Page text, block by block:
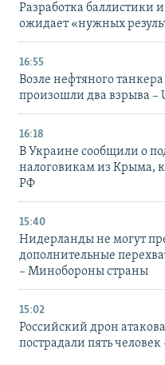
Разработка баллистики
ожидает «нужных
16:55
Возле нефтяного
произошли два взрыва –
16:18
В Украине сообщили о
налоговикам из Крыма,
РФ
15:40
Нидерланды не могут
дополнительные
– Минобороны страны
15:02
Российский дрон
пострадали пять